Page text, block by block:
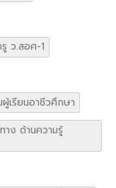
ว.สอศ-1
เรียนอาชีวศึกษา
าง ด้านความรู้